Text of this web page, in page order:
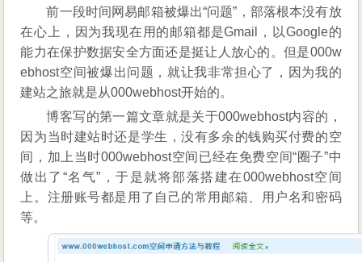
前一段时间网易邮箱被爆出“问题”，部落根本没有放
在心上，因为我现在用的邮箱都是Gmail，以Google的
能力在保护数据安全方面还是挺让人放心的。但是000w
ebhost空间被爆出问题，就让我非常担心了，因为我的
建站之旅就是从000webhost开始的。
博客写的第一篇文章就是关于000webhost内容的，
因为当时建站时还是学生，没有多余的钱购买付费的空
间，加上当时000webhost空间已经在免费空间“圈子”中
做出了“名气”，于是就将部落搭建在000webhost空间
上。注册账号都是用了自己的常用邮箱、用户名和密码
等。